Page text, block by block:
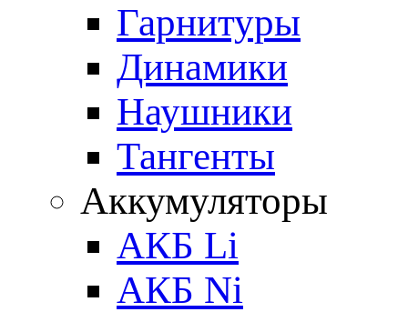
Гарнитуры
Динамики
Наушники
Тангенты
Аккумуляторы
АКБ Li
АКБ Ni